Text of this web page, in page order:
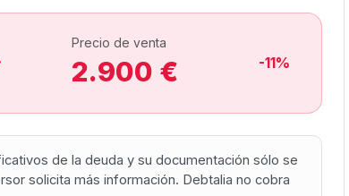
Precio de venta
2.900 € -11%
de la deuda y su documentación sólo se
solicita más información. Debtalia no cobra